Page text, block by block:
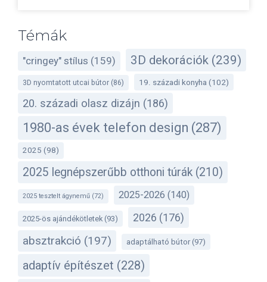
Témák
"cringey" stílus (159) 3D dekorációk (239)
3D nyomtatott utcai bútor (86) 19. századi konyha (102)
20. századi olasz dizájn (186)
1980-as évek telefon design (287)
2025 (98)
2025 legnépszerűbb otthoni túrák (210)
2025 tesztelt ágynemű (72) 2025-2026 (140)
2025-ös ajándékötletek (93) 2026 (176)
absztrakció (197) adaptálható bútor(97)
adaptív építészet (228)